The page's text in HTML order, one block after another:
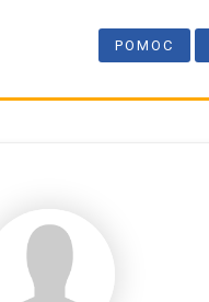
POMOC